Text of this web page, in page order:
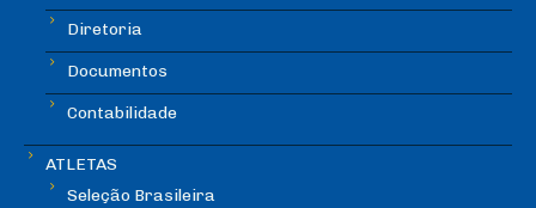
Diretoria
Documentos
Contabilidade
ATLETAS
Seleção Brasileira